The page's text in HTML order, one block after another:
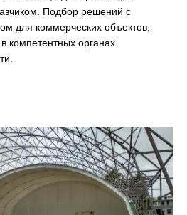
Подбор решений с
для коммерческих объектов;
компетентных органах